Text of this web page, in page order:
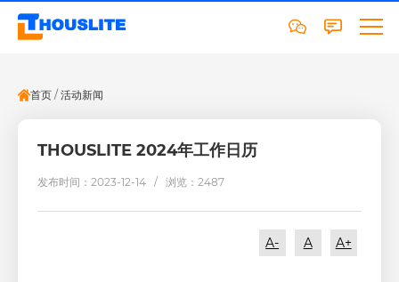
首页 / 活动新闻
THOUSLITE 2024年工作日历
发布时间：2023-12-14 /浏览：2487
A- A A+